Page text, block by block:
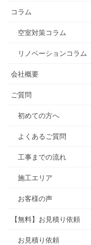
コラム
空室対策コラム
リノベーションコラム
会社概要
ご質問
初めての方へ
よくあるご質問
工事までの流れ
施工エリア
お客様の声
【無料】お見積り依頼
お見積り依頼